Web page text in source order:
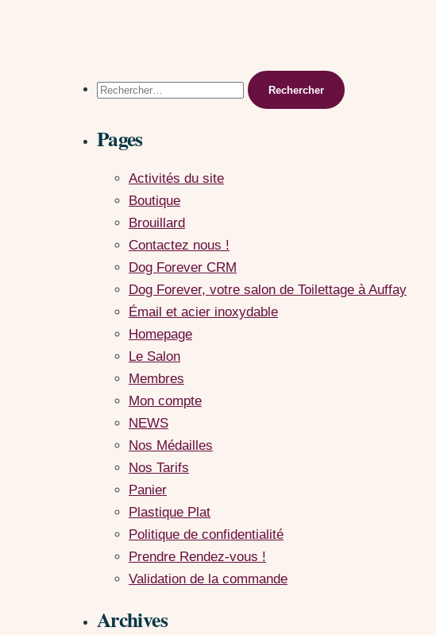
Rechercher :
Pages
Activités du site
Boutique
Brouillard
Contactez nous !
Dog Forever CRM
Dog Forever, votre salon de Toilettage à Auffay
Émail et acier inoxydable
Homepage
Le Salon
Membres
Mon compte
NEWS
Nos Médailles
Nos Tarifs
Panier
Plastique Plat
Politique de confidentialité
Prendre Rendez-vous !
Validation de la commande
Archives